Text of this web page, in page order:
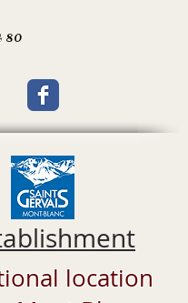
80
location